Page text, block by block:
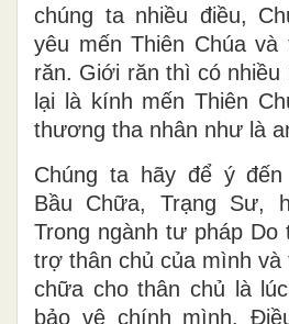
chúng ta nhiều điều,
yêu mến Thiên Chúa
răn. Giới răn thì có nhiều
lại là kính mến Thiên
thương tha nhân như là
Chúng ta hãy để ý
Bầu Chữa, Trạng Sư,
Trong ngành tư pháp
trợ thân chủ của mình
chữa cho thân chủ là
bảo vệ chính mình.